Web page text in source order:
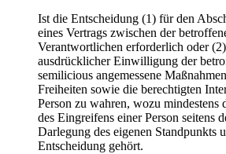
Ist die Entscheidung (1) für den
eines Vertrags zwischen der
Verantwortlichen erforderlich oder
ausdrücklicher Einwilligung der
semilicious angemessene
Freiheiten sowie die berechtigten
Person zu wahren, wozu
des Eingreifens einer Person seitens
Darlegung des eigenen Standpunkts
Entscheidung gehört.